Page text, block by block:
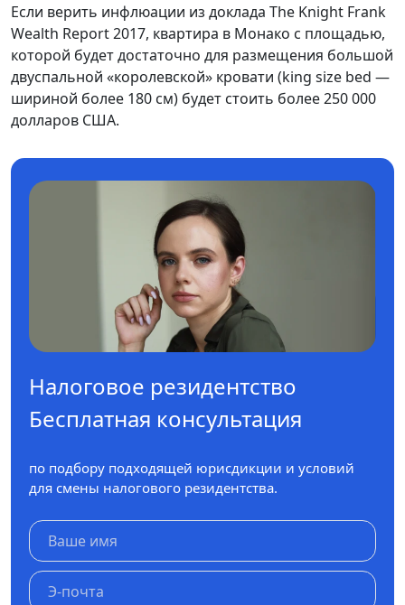
Если верить инфлюации из доклада The Knight Frank
Wealth Report 2017, квартира в Монако с площадью,
которой будет достаточно для размещения большой
двуспальной «королевской» кровати (king size bed —
шириной более 180 см) будет стоить более 250 000
долларов США.
Налоговое резидентство
Бесплатная консультация
по подбору подходящей юрисдикции и условий
для смены налогового резидентства.